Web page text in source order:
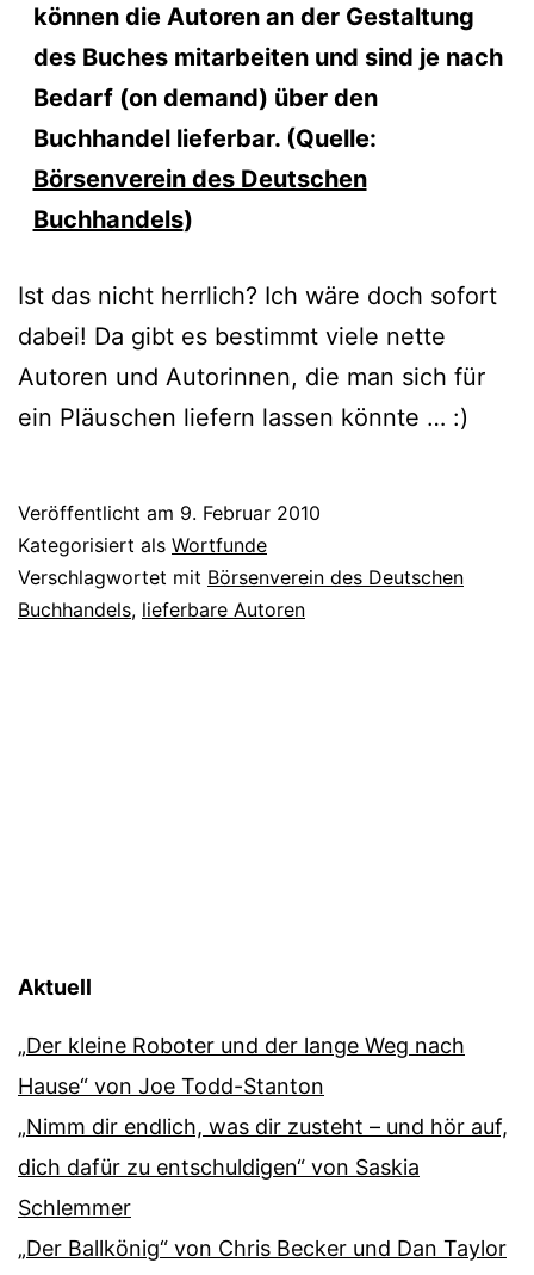
kön­nen die Autoren an der Gestaltung
des Buches mit­ar­bei­ten und sind je nach
Bedarf (on demand) über den
Buchhandel lie­fer­bar. (Quelle:
Börsenverein des Deutschen
Buchhandels)
Ist das nicht herr­lich? Ich wäre doch sofort
dabei! Da gibt es bestimmt vie­le net­te
Autoren und Autorinnen, die man sich für
ein Pläuschen lie­fern las­sen könnte … :)
Veröffentlicht am 9. Februar 2010
Kategorisiert als Wortfunde
Verschlagwortet mit Börsenverein des Deutschen
Buchhandels, lieferbare Autoren
Aktuell
„Der kleine Roboter und der lange Weg nach
Hause“ von Joe Todd-Stanton
„Nimm dir endlich, was dir zusteht – und hör auf,
dich dafür zu entschuldigen“ von Saskia
Schlemmer
„Der Ballkönig“ von Chris Becker und Dan Taylor